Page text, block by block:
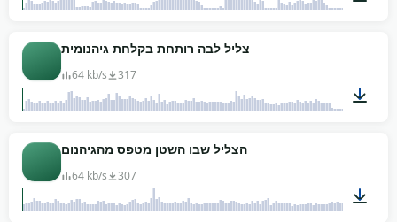
צליל לבה רותחת בקלחת גיהנומית
64 kb/s 317
הצליל שבו השטן מטפס מהגיהנום
64 kb/s 307